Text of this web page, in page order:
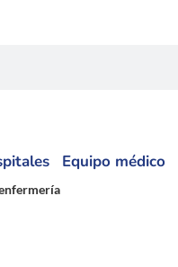
Equipo médico